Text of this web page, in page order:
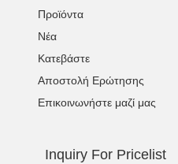
Προϊόντα
Νέα
Κατεβάστε
Αποστολή Ερώτησης
Επικοινωνήστε μαζί μας
Inquiry For Pricelist